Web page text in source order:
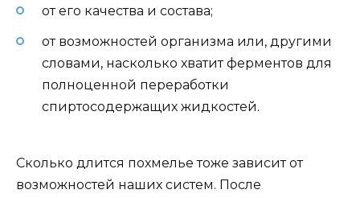
от его качества и состава;
от возможностей организма или, другими
словами, насколько хватит ферментов для
полноценной переработки
спиртосодержащих жидкостей.
Сколько длится похмелье тоже зависит от
возможностей наших систем. После